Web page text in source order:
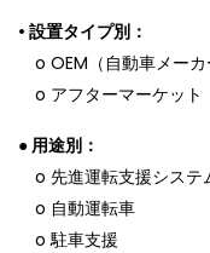
• 設置タイプ別：
o OEM（自動車メーカ
o アフターマーケット
● 用途別：
o 先進運転支援システ
o 自動運転車
o 駐車支援